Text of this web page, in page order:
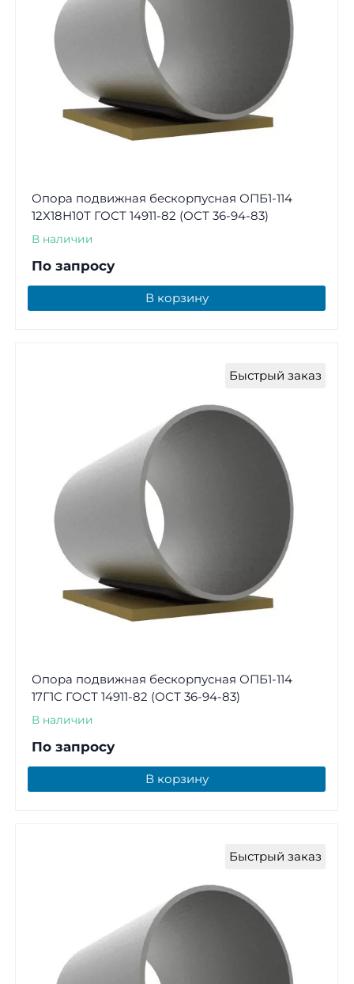
Опора подвижная бескорпусная ОПБ1-114
12Х18Н10Т ГОСТ 14911-82 (ОСТ 36-94-83)
В наличии
По запросу
В корзину
Быстрый заказ
Опора подвижная бескорпусная ОПБ1-114
17Г1С ГОСТ 14911-82 (ОСТ 36-94-83)
В наличии
По запросу
В корзину
Быстрый заказ